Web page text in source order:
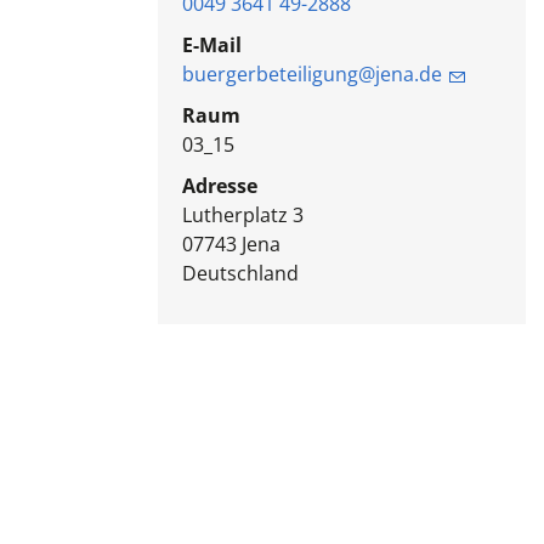
E-Mail
buergerbeteiligung@jena.de
Raum
03_15
Adresse
Lutherplatz 3
07743 Jena
Deutschland